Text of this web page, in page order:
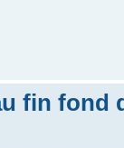
fin fond